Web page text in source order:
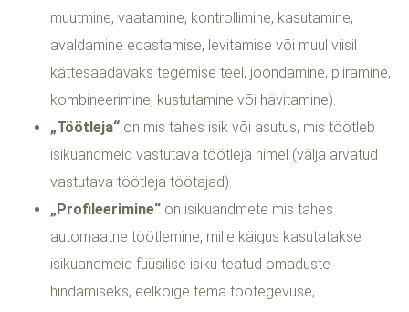
muutmine, vaatamine, kontrollimine, kasutamine,
avaldamine edastamise, levitamise või muul viisil
kättesaadavaks tegemise teel, joondamine, piiramine,
kombineerimine, kustutamine või hävitamine).
„Töötleja“ on mis tahes isik või asutus, mis töötleb
isikuandmeid vastutava töötleja nimel (välja arvatud
vastutava töötleja töötajad).
„Profileerimine“ on isikuandmete mis tahes
automaatne töötlemine, mille käigus kasutatakse
isikuandmeid füüsilise isiku teatud omaduste
hindamiseks, eelkõige tema töötegevuse,